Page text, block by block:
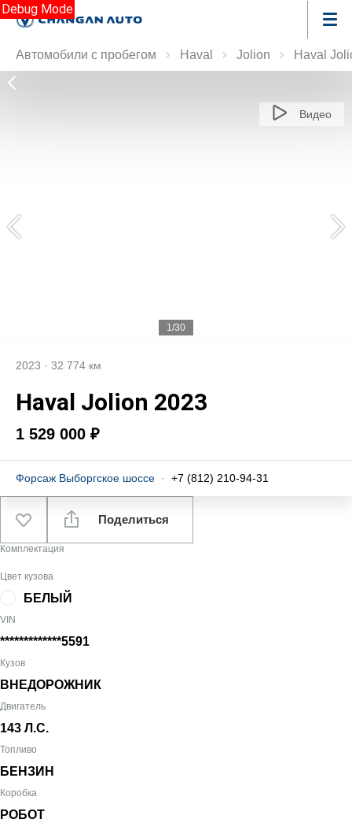
Debug Mode
Автомобили с пробегом Haval Jolion Haval
1/30
Видео
2023 · 32 774 км
Haval Jolion 2023
1 529 000 ₽
Форсаж Выборгское шоссе · +7 (812) 210-94-31
Поделиться
Комплектация
Цвет кузова
БЕЛЫЙ
VIN
*************5591
Кузов
ВНЕДОРОЖНИК
Двигатель
143 Л.С.
Топливо
БЕНЗИН
Коробка
РОБОТ